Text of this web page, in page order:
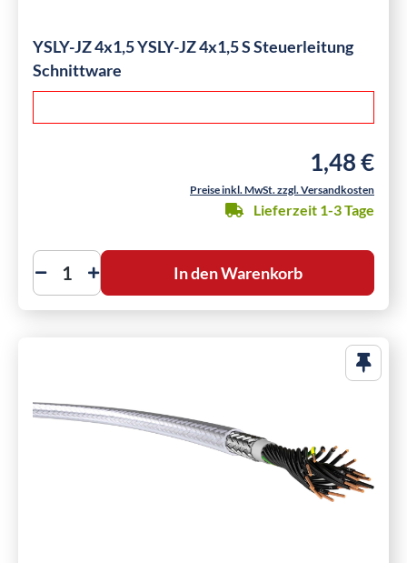
YSLY-JZ 4x1,5 YSLY-JZ 4x1,5 S Steuerleitung
Schnittware
Regulärer
1,48 €
Preise inkl. MwSt. zzgl. Versandkosten
Lieferzeit 1-3 Tage
In den Warenkorb